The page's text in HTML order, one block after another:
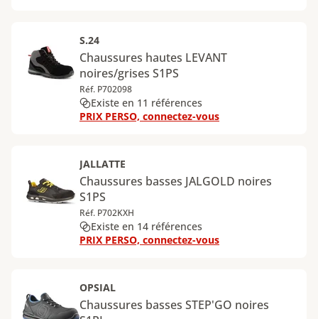
S.24
Chaussures hautes LEVANT
noires/grises S1PS
Réf. P702098
Existe en 11 références
PRIX PERSO, connectez-vous
JALLATTE
Chaussures basses JALGOLD noires
S1PS
Réf. P702KXH
Existe en 14 références
PRIX PERSO, connectez-vous
OPSIAL
Chaussures basses STEP'GO noires